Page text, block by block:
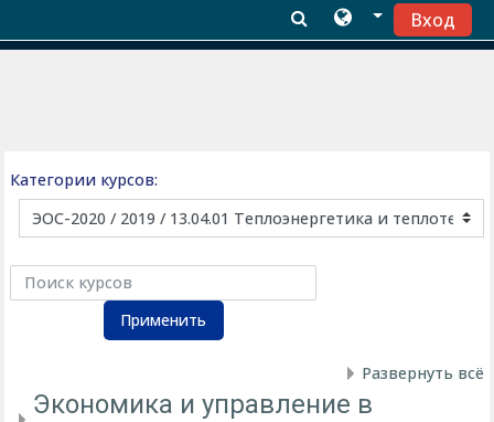
Вход
Категории курсов:
Применить
Развернуть всё
Экономика и управление в